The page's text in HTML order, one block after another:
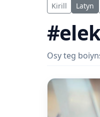
Kirill Latyn
Osy teg